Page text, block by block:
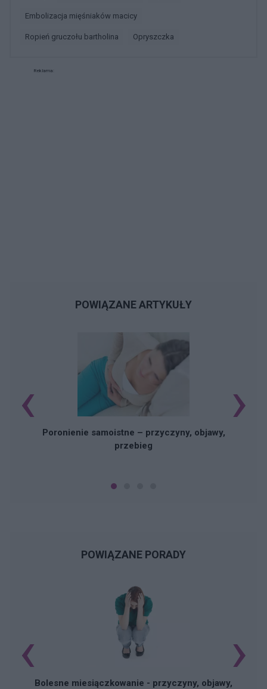
embolizacja mięśniaków macicy
ropień gruczołu bartholina opryszczka
Reklama:
POWIĄZANE ARTYKUŁY
Poronienie samoistne – przyczyny, objawy,
przebieg
‹ ›
POWIĄZANE PORADY
Bolesne miesiączkowanie - przyczyny, objawy,
‹ ›